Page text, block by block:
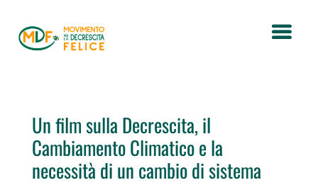
Un film sulla Decrescita, il
Cambiamento Climatico e la
necessità di un cambio di sistema